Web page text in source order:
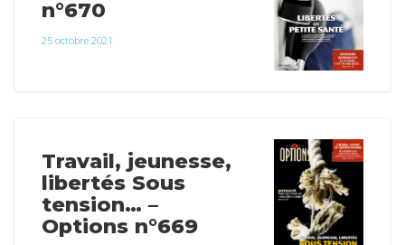
n°670
25 octobre 2021
Travail, jeunesse,
libertés Sous
tension… –
Options n°669